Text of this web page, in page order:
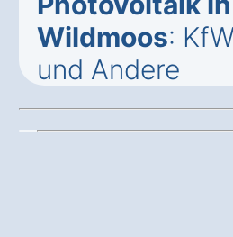
Wildmoos:
und Andere